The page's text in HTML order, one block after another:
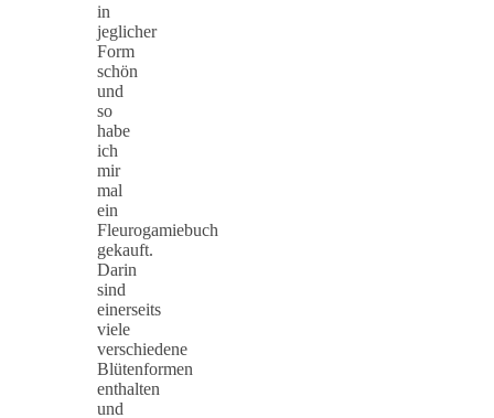
in
jeglicher
Form
schön
und
so
habe
ich
mir
mal
ein
Fleurogamiebuch
gekauft.
Darin
sind
einerseits
viele
verschiedene
Blütenformen
enthalten
und